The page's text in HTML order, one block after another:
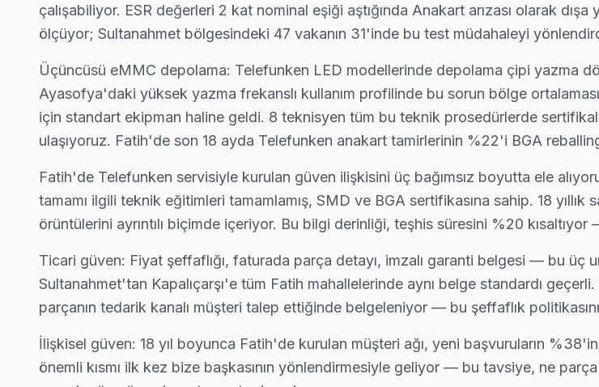
Kemalpaşa Telefunken Anakart Tamiri →
Koca Mustafapaşa Telefunken Servis
Telefunken TV Koca Mustafapaşa adresinde firmware güncellemesi sonrası donuyorsa bu bilinen bir
Fatih TV Servis Merkezi →
Küçük Ayasofya Telefunken Servis
Küçük Ayasofya'de Telefunken TV ekran değişimi gerekebilir mi? Fatih ekibimiz önce paneli test
Fatih Telefunken Servis →
Mercan Telefunken Servis
Telefunken TV HDMI port arızası Mercan adresine gelen ekibimizin sıklıkla karşılaştığı sorunlardan.
Mercan Telefunken Açılmıyor Arıza →
Mesihpaşa Telefunken Servis
Mesihpaşa mahallesi Telefunken TV servisinde şeffaf çalışıyoruz: hangi parçanın değiştiğini, maliyet
Telefunken Servis Merkezi →
Mevlanakapı Telefunken Servis
çalışabiliyor. ESR değerleri 2 kat nominal eşiği aştığında Anakart arızası olarak
ölçüyor; Sultanahmet bölgesindeki 47 vakanın 31'inde bu test müdahaleyi
Üçüncüsü eMMC depolama: Telefunken LED modellerinde depolama çipi yazma
Ayasofya'daki yüksek yazma frekanslı kullanım profilinde bu sorun bölge
için standart ekipman haline geldi. 8 teknisyen tüm bu teknik prosedürlerde
ulaşıyoruz. Fatih'de son 18 ayda Telefunken anakart tamirlerinin %22'i BGA
Fatih'de Telefunken servisiyle kurulan güven ilişkisini üç bağımsız boyutta ele
tamamı ilgili teknik eğitimleri tamamlamış, SMD ve BGA sertifikasına sahip. 18 yıllık
örüntülerini ayrıntılı biçimde içeriyor. Bu bilgi derinliği, teşhis süresini %20
Ticari güven: Fiyat şeffaflığı, faturada parça detayı, imzalı garanti belgesi — bu üç
Sultanahmet'tan Kapalıçarşı'e tüm Fatih mahallelerinde aynı belge standardı
parçanın tedarik kanalı müşteri talep ettiğinde belgeleniyor — bu şeffaflık
İlişkisel güven: 18 yıl boyunca Fatih'de kurulan müşteri ağı, yeni başvuruların
önemli kısmı ilk kez bize başkasının yönlendirmesiyle geliyor — bu tavsiye, ne